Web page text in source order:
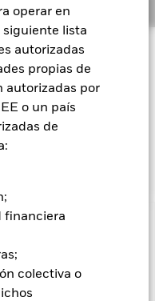
operar en
siguiente lista
autorizadas
propias de
autorizadas por
o un país
de
financiera
colectiva o
la rentabilidad de
empresas
que, conjuntamente,
baja que el mercado
que también
en Riesgo.
de ellas pueden
Es posible que los
invertida originalmente.